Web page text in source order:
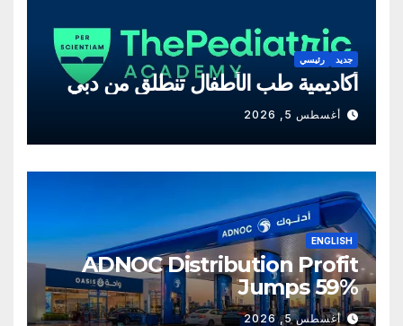
جديد رئيسي
أكاديمية طب الأطفال تنطلق من دبي
أغسطس 5, 2026
ENGLISH
ADNOC Distribution Profit
Jumps 59%
أغسطس 5, 2026